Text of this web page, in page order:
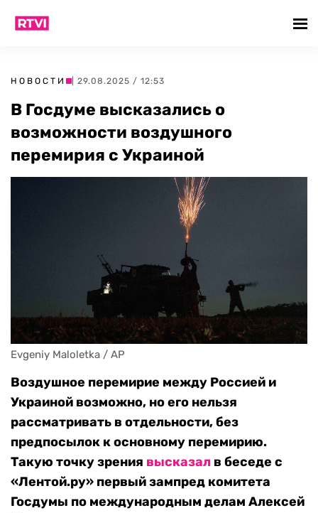
НОВОСТИ | 29.08.2025 / 12:53
В Госдуме высказались о
возможности воздушного
перемирия с Украиной
Evgeniy Maloletka / AP
Воздушное перемирие между Россией и
Украиной возможно, но его нельзя
рассматривать в отдельности, без
предпосылок к основному перемирию.
Такую точку зрения высказал в беседе с
«Лентой.ру» первый зампред комитета
Госдумы по международным делам Алексей